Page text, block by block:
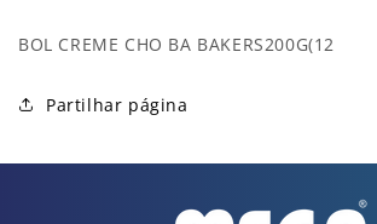
BOL CREME CHO BA BAKERS200G(12
Partilhar página